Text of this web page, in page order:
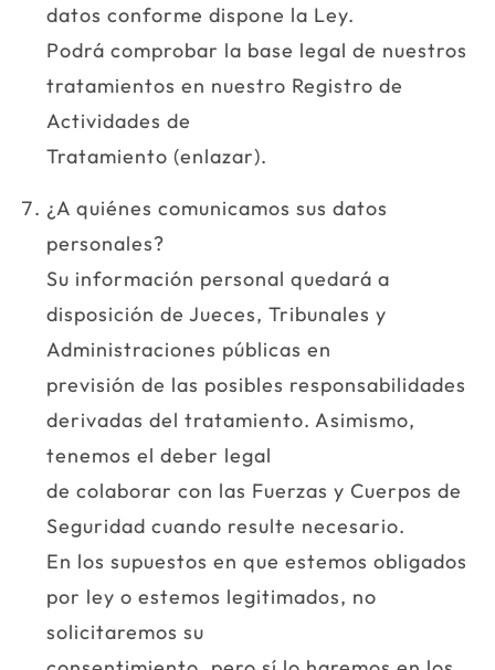
datos conforme dispone la Ley.
Podrá comprobar la base legal de nuestros
tratamientos en nuestro Registro de
Actividades de
Tratamiento (enlazar).
¿A quiénes comunicamos sus datos
personales?
Su información personal quedará a
disposición de Jueces, Tribunales y
Administraciones públicas en
previsión de las posibles responsabilidades
derivadas del tratamiento. Asimismo,
tenemos el deber legal
de colaborar con las Fuerzas y Cuerpos de
Seguridad cuando resulte necesario.
En los supuestos en que estemos obligados
por ley o estemos legitimados, no
solicitaremos su